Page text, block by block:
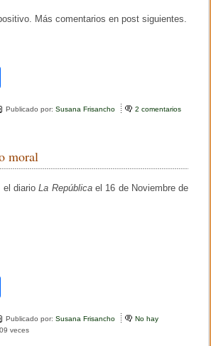
Más comentarios en post siguientes.
o
ar
tir
Publicado por:Susana Frisancho 2 comentarios
s
moral
el diarioLa Repúblicael 16 de Noviembre de
o
m
Publicado por:Susana Frisancho
No hay
veces